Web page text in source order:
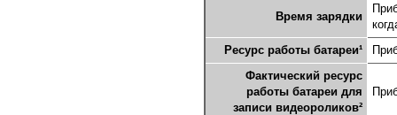
Время зарядки
Ресурс работы батареи¹
Фактический ресурс
работы батареи для
записи видеороликов²